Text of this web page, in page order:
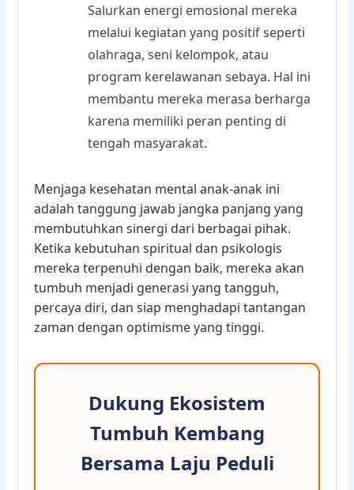
Salurkan energi emosional mereka
melalui kegiatan yang positif seperti
olahraga, seni kelompok, atau
program kerelawanan sebaya. Hal ini
membantu mereka merasa berharga
karena memiliki peran penting di
tengah masyarakat.
Menjaga kesehatan mental anak-anak ini
adalah tanggung jawab jangka panjang yang
membutuhkan sinergi dari berbagai pihak.
Ketika kebutuhan spiritual dan psikologis
mereka terpenuhi dengan baik, mereka akan
tumbuh menjadi generasi yang tangguh,
percaya diri, dan siap menghadapi tantangan
zaman dengan optimisme yang tinggi.
Dukung Ekosistem
Tumbuh Kembang
Bersama Laju Peduli